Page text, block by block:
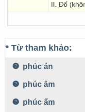
II. Đổ
* Từ tham khảo:
phúc án
phúc âm
phúc ấm